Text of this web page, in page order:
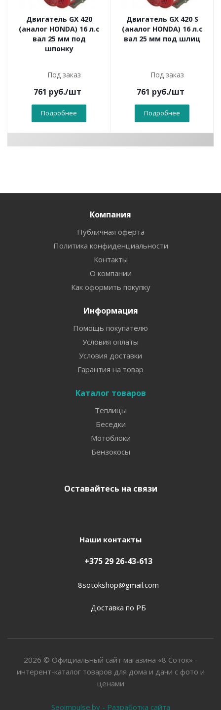
Двигатель GX 420
(аналог HONDA) 16 л.с
вал 25 мм под
шпонку
Под заказ
761 руб./шт
Подробнее
Двигатель GX 420 S
(аналог HONDA) 16 л.с
вал 25 мм под шлиц
Под заказ
761 руб./шт
Подробнее
Компания
Публичная оферта
Политика конфиденциальности
Контакты
О компании
Как оформить покупку
Информация
Помощь покупателю
Условия оплаты
Условия доставки
Гарантия на товар
Каталог товаров
Теплицы
Беседки
Мотоблоки
Бензокосы
Оставайтесь на связи
Наши контакты
+375 29 26-43-613
8sotokshop@gmail.com
Доставка по РБ
2026 © Официальный сайт магазина «8 Соток» -
интерент-каталог товаров для дома и дачи с фото и
ценами
Seoimpulse.by - Разработка сайта